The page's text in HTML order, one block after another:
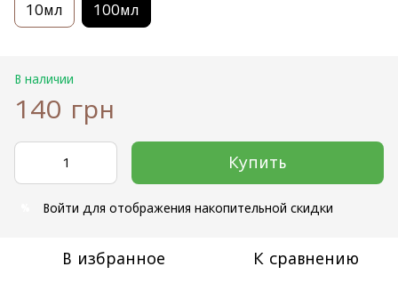
10мл 100мл
В наличии
140 грн
Купить
Войти для отображения накопительной скидки
В избранное К сравнению